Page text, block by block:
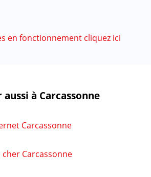
en fonctionnement cliquez ici
à Carcassonne
Carcassonne
Carcassonne